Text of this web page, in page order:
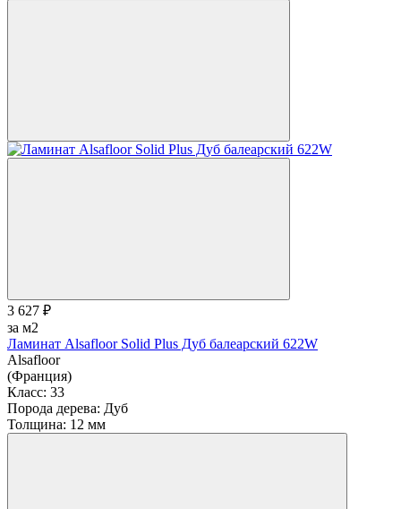
3 627 ₽
за м2
Ламинат Alsafloor Solid Plus Дуб балеарский 622W
Alsafloor
(Франция)
Класс: 33
Порода дерева: Дуб
Толщина: 12 мм